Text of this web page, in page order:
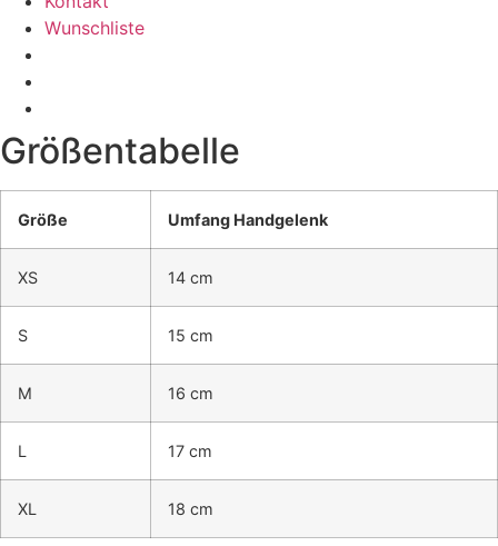
Wunschliste
Größentabelle
Größe Umfang Handgelenk
XS 14 cm
S 15 cm
M 16 cm
L 17 cm
XL 18 cm